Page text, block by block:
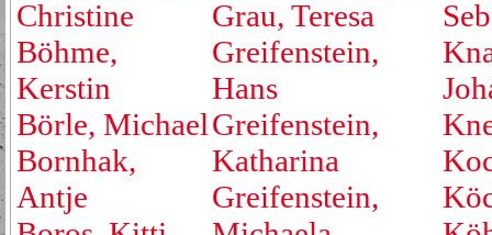
Christine
Böhme,
Kerstin
Börle, Michael
Bornhak,
Antje
Grau, Teresa
Greifenstein,
Hans
Greifenstein,
Katharina
Greifenstein,